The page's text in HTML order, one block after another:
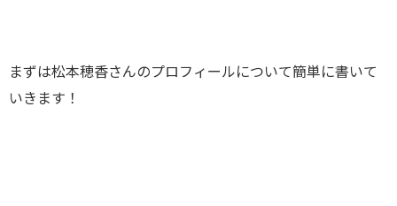
まずは松本穂香さんのプロフィールについて簡単に書いて
いきます！